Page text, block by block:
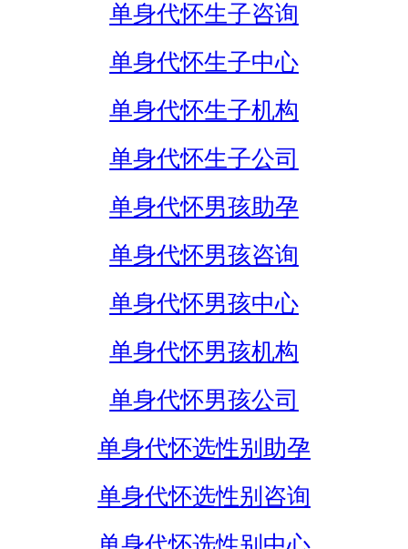
单身代怀生子咨询
单身代怀生子中心
单身代怀生子机构
单身代怀生子公司
单身代怀男孩助孕
单身代怀男孩咨询
单身代怀男孩中心
单身代怀男孩机构
单身代怀男孩公司
单身代怀选性别助孕
单身代怀选性别咨询